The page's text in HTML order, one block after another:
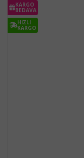
KARGO
BEDAVA
HIZLI
KARGO